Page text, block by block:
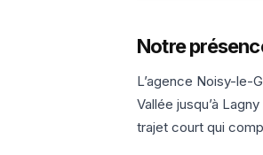
Notre
L’agence Noisy-le-
Vallée jusqu’à
trajet court qui